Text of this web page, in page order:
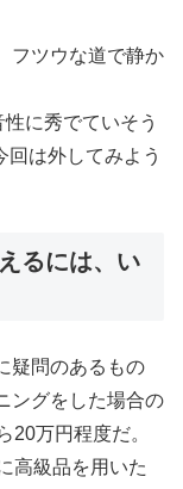
フツウな道で静か
に秀でていそう
は外してみよう
るには、い
疑問のあるもの
ングをした場合の
20万円程度だ。
高級品を用いた